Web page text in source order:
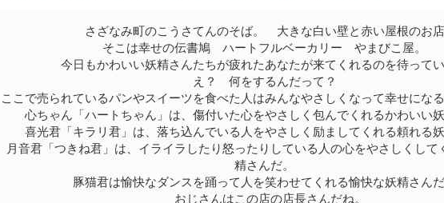
さざなみ町のこうさてんのそば。 大きな白い壁と赤い屋根のお
そこは幸せの伝書鳩 ハートフルベーカリー やまびこ屋。
今日もかわいい妖精さんたちが疲れたあなたが来てくれるのを待って
え？ 何をするんだって？
ここで売られているパンやスイーツを食べた人はみんなやさしくなって幸せにな
心ちゃん「ハートちゃん」は、傷付いた心をやさしく包んでくれるかわいい
喜光君「キラリ君」は、落ち込んでいる人をやさしく励ましてくれる頼れる
月音君「つきね君」は、イライラしたり怒ったりしている人の心をやさしくして
精さんだ。
豚猫君は愉快なダンスを踊って人を笑わせてくれる愉快な妖精さん
おじさんはこの店の店長さんだね。